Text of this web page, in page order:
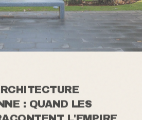
: QUAND LES
L'EMPIRE